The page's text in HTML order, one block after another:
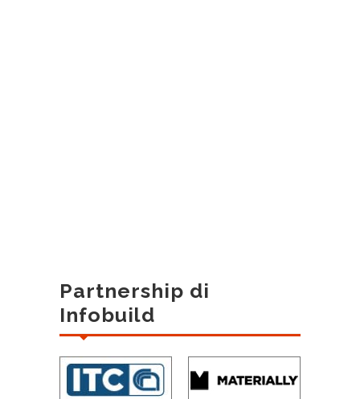
Partnership di
Infobuild